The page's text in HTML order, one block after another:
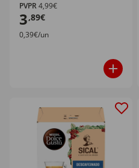
PVPR4,99€
3,89€
0,39€/un